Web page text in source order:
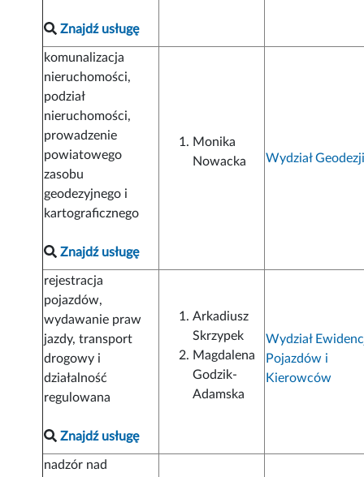
Znajdź usługę
komunalizacja
nieruchomości,
podział
nieruchomości,
prowadzenie
powiatowego
zasobu
geodezyjnego i
kartograficznego
Znajdź usługę
Monika
Nowacka
Wydział
rejestracja
pojazdów,
wydawanie praw
jazdy, transport
drogowy i
działalność
regulowana
Znajdź usługę
Arkadiusz
Skrzypek
Magdalena
Godzik-
Adamska
Wydział
Pojazdów i
Kierowców
nadzór nad